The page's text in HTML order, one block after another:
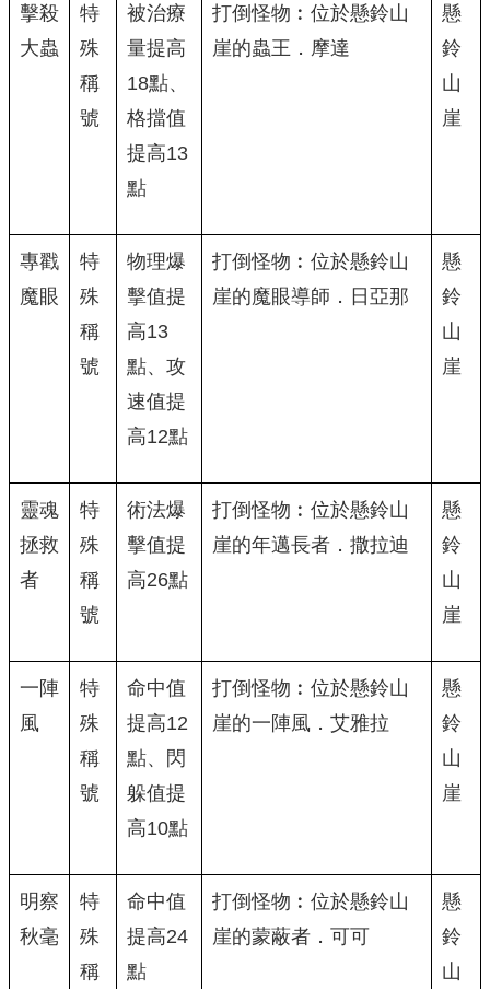
擊殺
大蟲
特
殊
稱
號
被治療
量提高
18點、
格擋值
提高13
點
打倒怪物︰位於懸鈴山
崖的蟲王．摩達
懸
鈴
山
崖
專戳
魔眼
特
殊
稱
號
物理爆
擊值提
高13
點、攻
速值提
高12點
打倒怪物︰位於懸鈴山
崖的魔眼導師．日亞那
懸
鈴
山
崖
靈魂
拯救
者
特
殊
稱
號
術法爆
擊值提
高26點
打倒怪物︰位於懸鈴山
崖的年邁長者．撒拉迪
懸
鈴
山
崖
一陣
風
特
殊
稱
號
命中值
提高12
點、閃
躲值提
高10點
打倒怪物︰位於懸鈴山
崖的一陣風．艾雅拉
懸
鈴
山
崖
明察
秋毫
特
殊
稱
命中值
提高24
點
打倒怪物︰位於懸鈴山
崖的蒙蔽者．可可
懸
鈴
山